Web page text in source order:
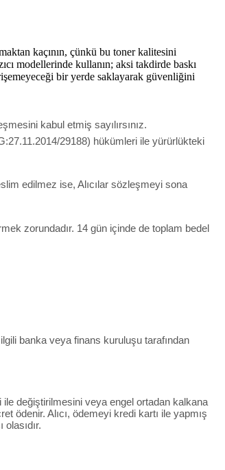
kaçının, çünkü bu toner kalitesini
modellerinde kullanın; aksi takdirde baskı
bir yerde saklayarak güvenliğini
kabul etmiş sayılırsınız.
29188) hükümleri ile yürürlükteki
edilmez ise, Alıcılar sözleşmeyi sona
zorundadır. 14 gün içinde de toplam bedel
banka veya finans kuruluşu tarafından
ile değiştirilmesini veya engel ortadan kalkana
ödenir. Alıcı, ödemeyi kredi kartı ile yapmış